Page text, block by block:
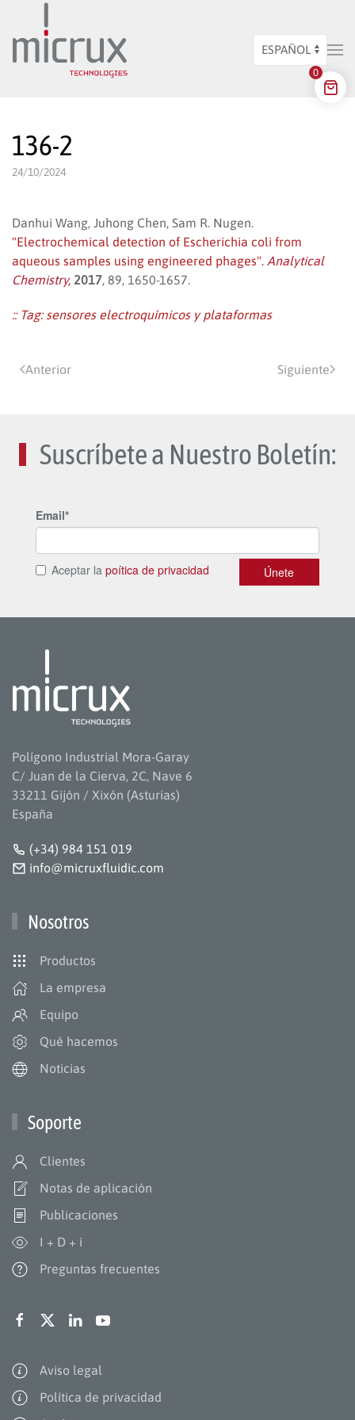
Ir al contenido principal
Elegir
idioma
136-2
24/10/2024
Danhui Wang, Juhong Chen, Sam R. Nugen.
"Electrochemical detection of Escherichia coli from
aqueous samples using engineered phages". Analytical
Chemistry, 2017, 89, 1650-1657.
:: Tag:sensores electroquímicos y plataformas
Anterior Siguiente
Suscríbete a Nuestro Boletín:
Polígono Industrial Mora-Garay
C/ Juan de la Cierva, 2C, Nave 6
33211 Gijón / Xixón (Asturias)
España
(+34) 984 151 019
info@micruxfluidic.com
Nosotros
Productos
La empresa
Equipo
Qué hacemos
Noticias
Soporte
Clientes
Notas de aplicación
Publicaciones
I + D + i
Preguntas frecuentes
Aviso legal
Política de privacidad
0